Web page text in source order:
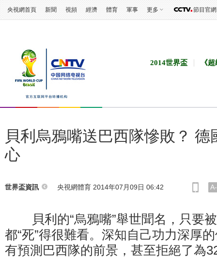
央視網首頁 新聞 視頻 經濟 體育 軍事 更多 節目官網
2014世界盃 《
貝利烏鴉嘴送巴西隊慘敗？ 德
心
世界盃資訊 央視網體育 2014年07月09日 06:42 A-
貝利的“烏鴉嘴”舉世聞名，只要
都“死”得很難看。深知自己功力深厚
有預測巴西隊的前景，甚至拒絕了為